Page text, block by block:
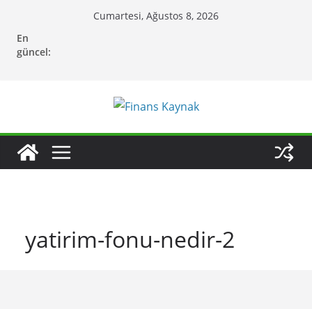
content
Cumartesi, Ağustos 8, 2026
En
güncel:
yatirim-fonu-nedir-2